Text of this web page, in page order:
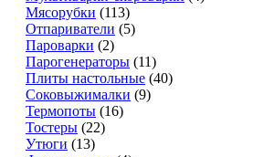
Мясорубки (113)
Отпариватели (5)
Пароварки (2)
Парогенераторы (11)
Плиты настольные (40)
Соковыжималки (9)
Термопоты (16)
Тостеры (22)
Утюги (13)